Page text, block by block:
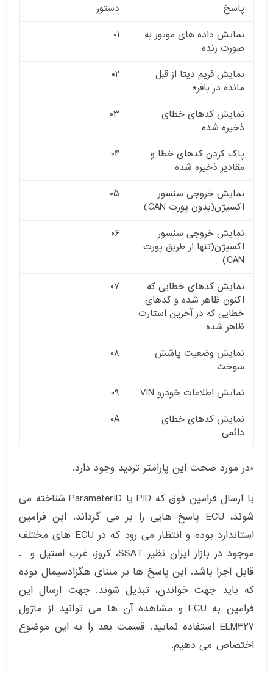
پاسخ
دستور
نمایش داده های موتور به
صورت زنده
۰۱
نمایش فریم دیتا از قبل
مانده در بافر*
۰۲
نمایش کدهای خطای
ذخیره شده
۰۳
پاک کردن کدهای خطا و
مقادیر ذخیره شده
۰۴
نمایش خروجی سنسور
اکسیژن(بدون پورت CAN)
۰۵
نمایش خروجی سنسور
اکسیژن(تنها از طریق پورت
CAN)
۰۶
نمایش کدهای خطایی که
اکنون ظاهر شده و کدهای
خطایی که در آخرین استارت
ظاهر شده
۰۷
نمایش وضعیت پاشش
سوخت
۰۸
نمایش اطلاعات خودرو VIN
۰۹
نمایش کدهای خطای
دائمی
۰A
*در مورد صحت این پارامتر تردید وجود دارد.
با ارسال فرامین فوق که PID یا ParameterID شناخته می
شوند، ECU پاسخ هایی را بر می گرداند. این فرامین
استاندارد بوده و انتظار می رود که در ECU های مختلف
موجود در بازار ایران نظیر SSAT، کروز، غرب استیل و….
قابل اجرا باشد. این پاسخ ها بر مبنای هگزادسیمال بوده
که باید جهت خواندن، تبدیل شوند. جهت ارسال این
فرامین به ECU و مشاهده آن ها می توانید از ماژول
ELM327 استفاده نمایید. قسمت بعد را به این موضوع
اختصاص می دهیم.